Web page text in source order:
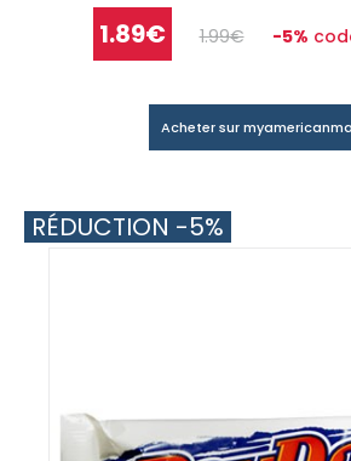
1.89€ 1.99€ -5%
Acheter sur
RÉDUCTION -5%